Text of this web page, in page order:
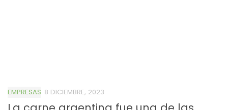
EMPRESAS 8 DICIEMBRE, 2023